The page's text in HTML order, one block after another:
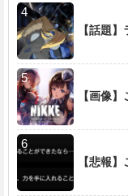
【話題
【画像
【悲報